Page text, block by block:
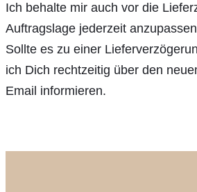
Ich behalte mir auch vor die
Auftragslage jederzeit
Sollte es zu einer
ich Dich rechtzeitig über den
Email informieren.